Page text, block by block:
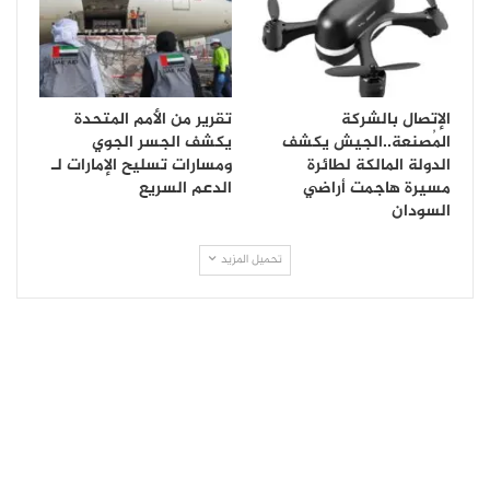
الإتصال بالشركة
المُصنعة..الجيش يكشف
الدولة المالكة لطائرة
مسيرة هاجمت أراضي
السودان
تقرير من الأمم المتحدة
يكشف الجسر الجوي
ومسارات تسليح الإمارات لـ
الدعم السريع
تحميل المزيد